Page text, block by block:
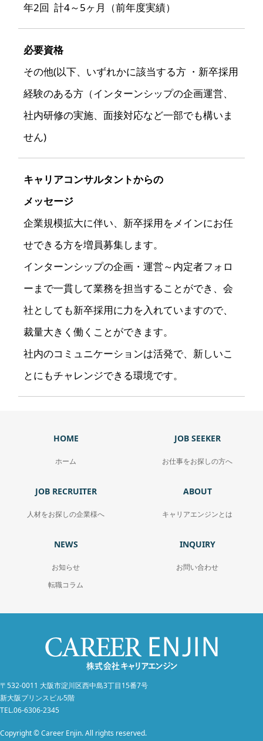
年2回 計4～5ヶ月（前年度実績）
必要資格
その他(以下、いずれかに該当する方 ・新卒採用
経験のある方（インターンシップの企画運営、
社内研修の実施、面接対応など一部でも構いま
せん)
キャリアコンサルタントからの
メッセージ
企業規模拡大に伴い、新卒採用をメインにお任
せできる方を増員募集します。
インターンシップの企画・運営～内定者フォロ
ーまで一貫して業務を担当することができ、会
社としても新卒採用に力を入れていますので、
裁量大きく働くことができます。
社内のコミュニケーションは活発で、新しいこ
とにもチャレンジできる環境です。
HOME
ホーム
JOB SEEKER
お仕事をお探しの方へ
JOB RECRUITER
人材をお探しの企業様へ
ABOUT
キャリアエンジンとは
NEWS
お知らせ
転職コラム
INQUIRY
お問い合わせ
〒532-0011 大阪市淀川区西中島3丁目15番7号
新大阪プリンスビル5階
TEL.06-6306-2345
Copyright © Career Enjin. All rights reserved.